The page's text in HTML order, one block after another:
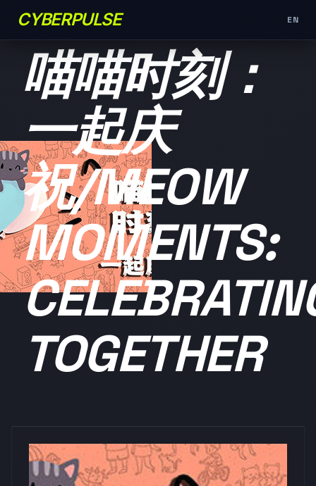
CYBERPULSE
EN
喵喵时刻：
一起庆
祝/MEOW
MOMENTS:
TOGETHER